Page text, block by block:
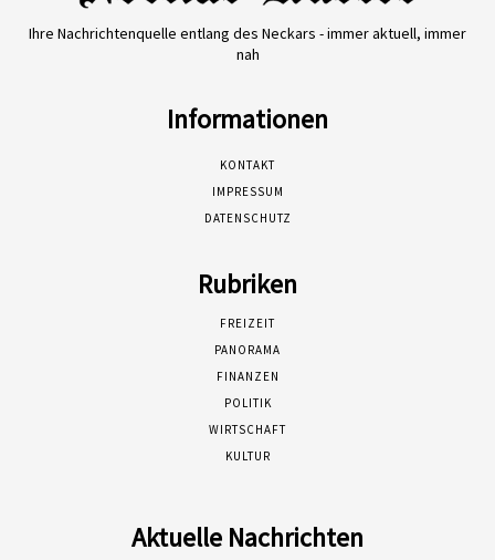
Ihre Nachrichtenquelle entlang des Neckars - immer aktuell, immer
nah
Informationen
KONTAKT
IMPRESSUM
DATENSCHUTZ
Rubriken
FREIZEIT
PANORAMA
FINANZEN
POLITIK
WIRTSCHAFT
KULTUR
Aktuelle Nachrichten